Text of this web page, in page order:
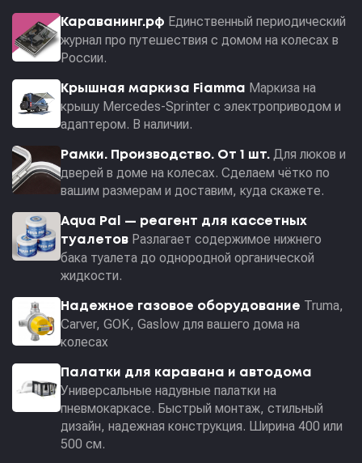
Караванинг.рф Единственный периодический
журнал про путешествия с домом на колесах в
России.
Крышная маркиза Fiamma Маркиза на
крышу Mercedes-Sprinter с электроприводом и
адаптером. В наличии.
Рамки. Производство. От 1 шт. Для люков и
дверей в доме на колесах. Сделаем чётко по
вашим размерам и доставим, куда скажете.
Aqua Pal — pеагент для кассетных
туалетов Разлагает содержимое нижнего
бака туалета до однородной органической
жидкости.
Надежное газовое оборудование Truma,
Carver, GOK, Gaslow для вашего дома на
колесах
Палатки для каравана и автодома
Универсальные надувные палатки на
пневмокаркасе. Быстрый монтаж, стильный
дизайн, надежная конструкция. Ширина 400 или
500 см.